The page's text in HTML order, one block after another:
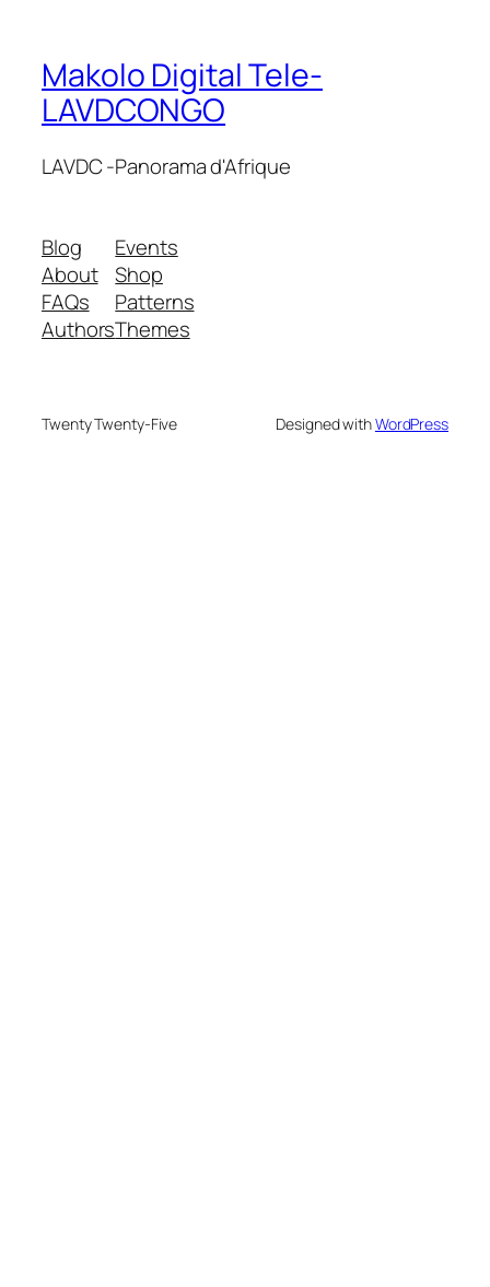
Makolo Digital Tele-
LAVDCONGO
LAVDC -Panorama d'Afrique
Blog
About
FAQs
Authors
Events
Shop
Patterns
Themes
Twenty Twenty-Five Designed withWordPress